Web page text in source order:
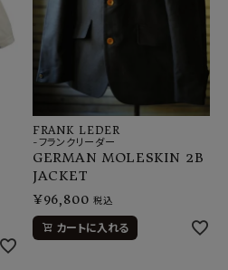
FRANK LEDER
-フランクリーダー
GERMAN MOLESKIN 2B
JACKET
¥96,800 税込
カートに入れる